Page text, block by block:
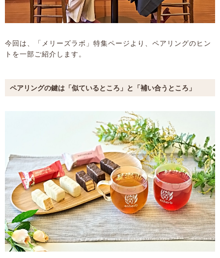
今回は、「メリーズラボ」特集ページより、ペアリングのヒン
トを一部ご紹介します。
ペアリングの鍵は「似ているところ」と「補い合うところ」